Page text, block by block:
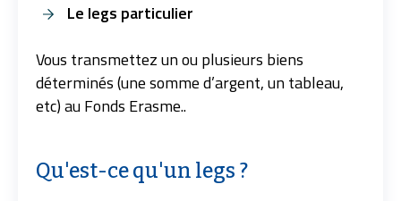
Le legs particulier
Vous transmettez un ou plusieurs biens
déterminés (une somme d’argent, un tableau,
etc) au Fonds Erasme..
Qu'est-ce qu'un legs ?